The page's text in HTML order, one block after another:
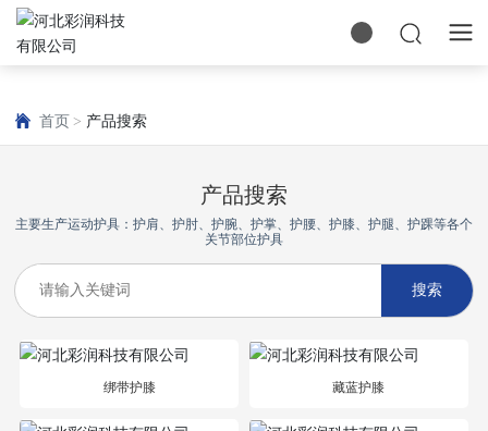
首页 产品搜索
产品搜索
主要生产运动护具：护肩、护肘、护腕、护掌、护腰、护膝、护腿、护踝等各个
关节部位护具
搜索
绑带护膝 藏蓝护膝